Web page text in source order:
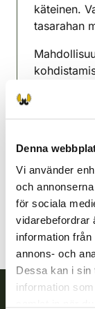
Denna
Vi använder
och
för sociala
vidarebefordrar
information
annons- och
Dessa kan i sin
information
käteinen.
tasarahan
040